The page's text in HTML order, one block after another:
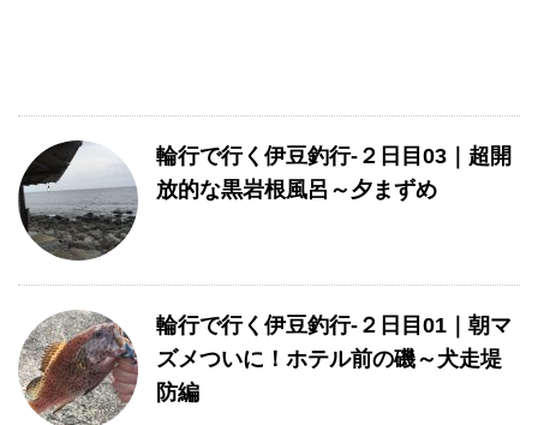
輪行で行く伊豆釣行-２日目03｜超開
放的な黒岩根風呂～夕まずめ
輪行で行く伊豆釣行-２日目01｜朝マ
ズメついに！ホテル前の磯～犬走堤
防編